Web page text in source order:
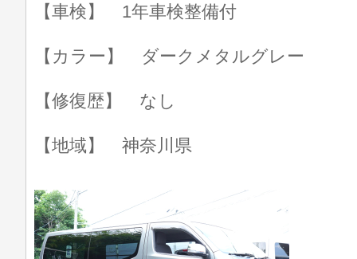
【車検】 1年車検整備付
【カラー】 ダークメタルグレー
【修復歴】 なし
【地域】 神奈川県